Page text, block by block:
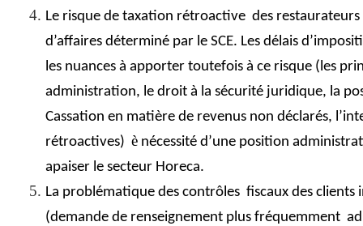
Le risque de taxation rétroactive des
d’affaires déterminé par le SCE. Les délais
les nuances à apporter toutefois à ce risque (les
administration, le droit à la sécurité juridique, la
Cassation en matière de revenus non déclarés,
rétroactives) è nécessité d’une position
apaiser le secteur Horeca.
La problématique des contrôles fiscaux des clients
(demande de renseignement plus fréquemment